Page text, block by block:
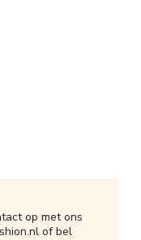
op met ons
of bel